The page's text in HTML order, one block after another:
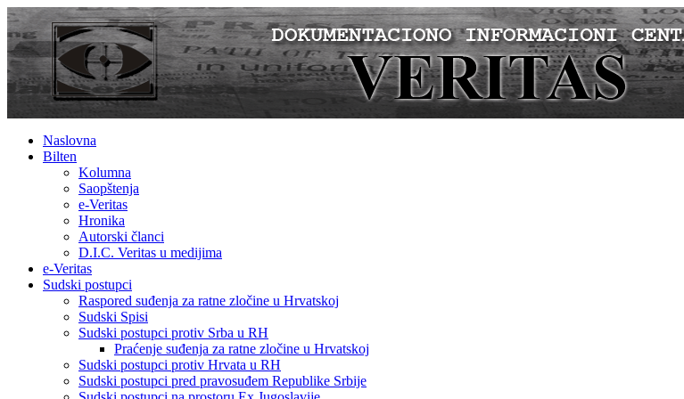
Naslovna
Bilten
Kolumna
Saopštenja
e-Veritas
Hronika
Autorski članci
D.I.C. Veritas u medijima
e-Veritas
Sudski postupci
Raspored suđenja za ratne zločine u Hrvatskoj
Sudski Spisi
Sudski postupci protiv Srba u RH
Praćenje suđenja za ratne zločine u Hrvatskoj
Sudski postupci protiv Hrvata u RH
Sudski postupci pred pravosuđem Republike Srbije